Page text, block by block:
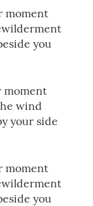
moment
you
moment
wind
your side
moment
you